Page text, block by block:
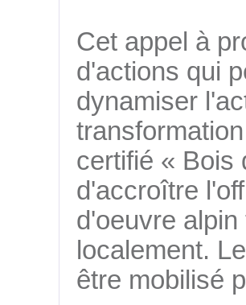
Cet appel à
d'actions qui
dynamiser
certifié « Bois
d'accroître
d'oeuvre
localement.
être mobilisé